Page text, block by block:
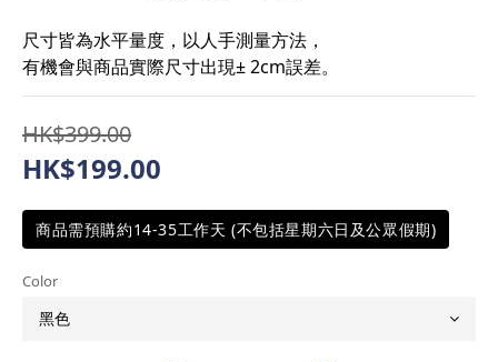
尺寸皆為水平量度，以人手測量方法，
有機會與商品實際尺寸出現± 2cm誤差。
HK$399.00
HK$199.00
商品需預購約14-35工作天 (不包括星期六日及公眾假期)
Color